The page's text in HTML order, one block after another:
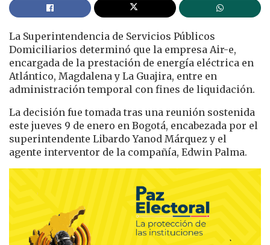
La Superintendencia de Servicios Públicos
Domiciliarios determinó que la empresa Air-e,
encargada de la prestación de energía eléctrica en
Atlántico, Magdalena y La Guajira, entre en
administración temporal con fines de liquidación.
La decisión fue tomada tras una reunión sostenida
este jueves 9 de enero en Bogotá, encabezada por el
superintendente Libardo Yanod Márquez y el
agente interventor de la compañía, Edwin Palma.